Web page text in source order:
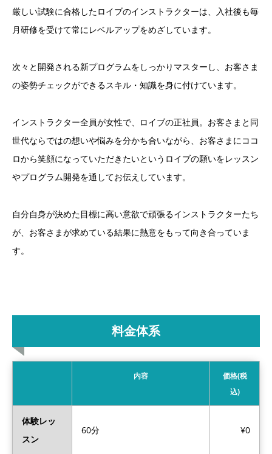
厳しい試験に合格したロイブのインストラクターは、入社後も毎
月研修を受けて常にレベルアップをめざしています。
次々と開発される新プログラムをしっかりマスターし、お客さま
の姿勢チェックができるスキル・知識を身に付けています。
インストラクター全員が女性で、ロイブの正社員。お客さまと同
世代ならではの想いや悩みを分かち合いながら、お客さまにココ
ロから笑顔になっていただきたいというロイブの願いをレッスン
やプログラム開発を通してお伝えしています。
自分自身が決めた目標に高い意欲で頑張るインストラクターたち
が、お客さまが求めている結果に熱意をもって向き合っていま
す。
料金体系
内容
価格(税
込)
体験レッ
スン
60分 ¥0